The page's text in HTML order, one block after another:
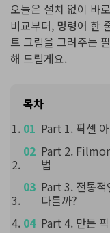
오늘은 설치 없이 바
비교부터, 명령어 한
트 그림을 그려주는
해 드릴게요.
목차
Part 1. 픽셀
Part 2.
법
Part 3. 전통
다를까?
Part 4. 만든